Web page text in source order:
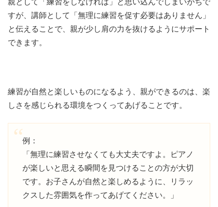
すが、講師として「無理に練習を促す必要はありません」
と伝えることで、親が少し肩の力を抜けるようにサポート
できます。
練習が自然と楽しいものになるよう、親ができるのは、楽
しさを感じられる環境をつくってあげることです。
例：
「無理に練習させなくても大丈夫ですよ。ピアノ
が楽しいと思える瞬間を見つけることの方が大切
です。お子さんが自然と楽しめるように、リラッ
クスした雰囲気を作ってあげてください。」